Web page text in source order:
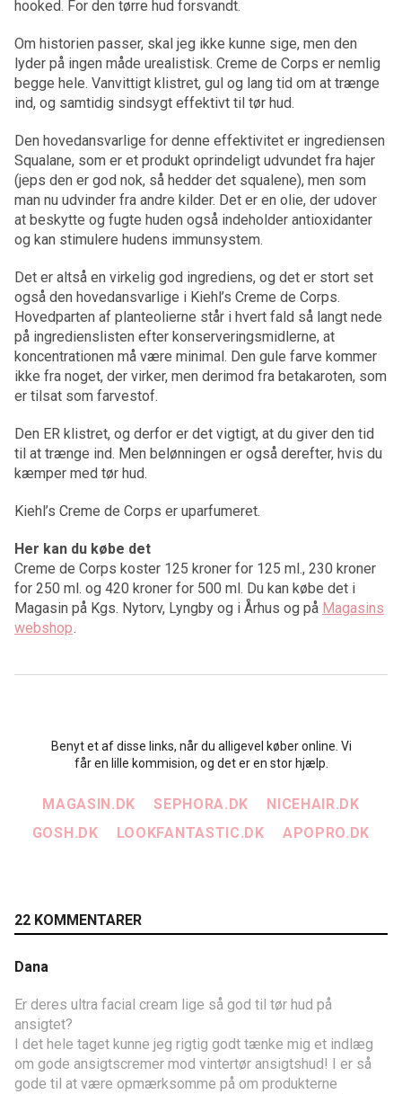
hooked. For den tørre hud forsvandt.
Om historien passer, skal jeg ikke kunne sige, men den
lyder på ingen måde urealistisk. Creme de Corps er nemlig
begge hele. Vanvittigt klistret, gul og lang tid om at trænge
ind, og samtidig sindsygt effektivt til tør hud.
Den hovedansvarlige for denne effektivitet er ingrediensen
Squalane, som er et produkt oprindeligt udvundet fra hajer
(jeps den er god nok, så hedder det squalene), men som
man nu udvinder fra andre kilder. Det er en olie, der udover
at beskytte og fugte huden også indeholder antioxidanter
og kan stimulere hudens immunsystem.
Det er altså en virkelig god ingrediens, og det er stort set
også den hovedansvarlige i Kiehl’s Creme de Corps.
Hovedparten af planteolierne står i hvert fald så langt nede
på ingredienslisten efter konserveringsmidlerne, at
koncentrationen må være minimal. Den gule farve kommer
ikke fra noget, der virker, men derimod fra betakaroten, som
er tilsat som farvestof.
Den ER klistret, og derfor er det vigtigt, at du giver den tid
til at trænge ind. Men belønningen er også derefter, hvis du
kæmper med tør hud.
Kiehl’s Creme de Corps er uparfumeret.
Her kan du købe det
Creme de Corps koster 125 kroner for 125 ml., 230 kroner
for 250 ml. og 420 kroner for 500 ml. Du kan købe det i
Magasin på Kgs. Nytorv, Lyngby og i Århus og på Magasins
webshop.
Benyt et af disse links, når du alligevel køber online. Vi
får en lille kommision, og det er en stor hjælp.
MAGASIN.DK SEPHORA.DK
NICEHAIR.DK
GOSH.DK
LOOKFANTASTIC.DK APOPRO.DK
22 KOMMENTARER
Dana
Er deres ultra facial cream lige så god til tør hud på
ansigtet?
I det hele taget kunne jeg rigtig godt tænke mig et indlæg
om gode ansigtscremer mod vintertør ansigtshud! I er så
gode til at være opmærksomme på om produkterne